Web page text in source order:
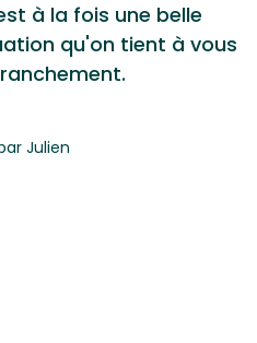
à la fois une belle
qu'on tient à vous
Julien